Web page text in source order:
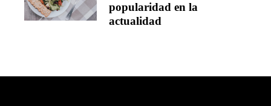
popularidad en la
actualidad